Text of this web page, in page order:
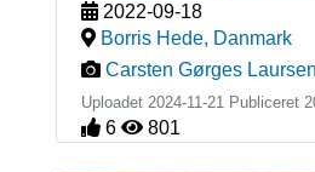
2022-09-18
Borris Hede, Danmark
Carsten Gørges Laursen
Uploadet 2024-11-21 Publiceret
6 801